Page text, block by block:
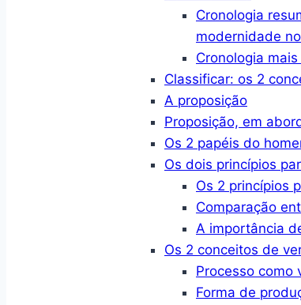
Cronologia
modernidade
Cronologia
Classificar: os 2
A proposição
Proposição, em
Os 2 papéis do
Os dois princípios
Os 2 princípios
Comparação
A importância
Os 2 conceitos de
Processo como
Forma de